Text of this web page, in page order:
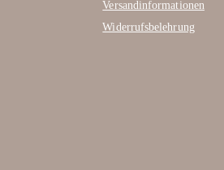
Versandinformationen
Widerrufsbelehrung